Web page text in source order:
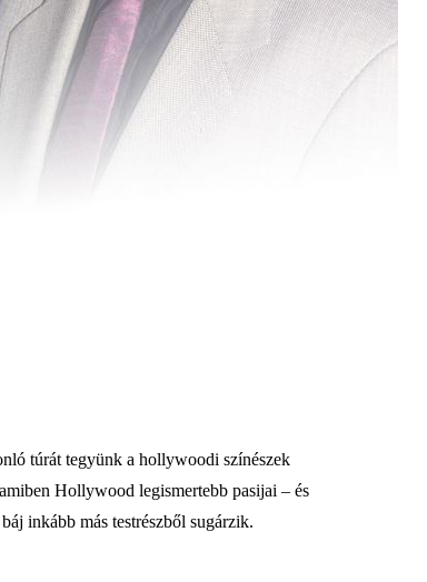
túrát tegyünk a hollywoodi színészek
Hollywood legismertebb pasijai – és
inkább más testrészből sugárzik.